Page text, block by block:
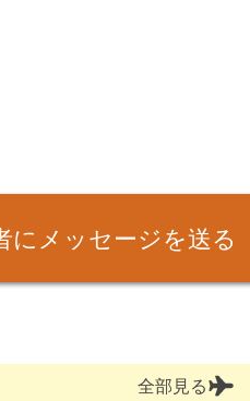
にメッセージを送る
全部見る